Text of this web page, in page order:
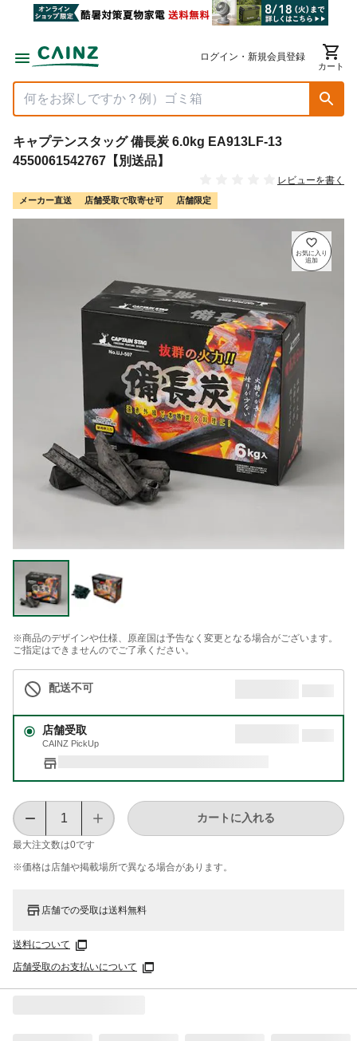
ログイン・新規会員登録
カート
キャプテンスタッグ 備長炭 6.0kg EA913LF-13
4550061542767【別送品】
レビューを書く
メーカー直送 店舗受取で取寄せ可 店舗限定
※商品のデザインや仕様、原産国は予告なく変更となる場合がございます。
ご指定はできませんのでご了承ください。
配送不可
店舗受取
CAINZ PickUp
最大注文数は0です
カートに入れる
※価格は​店舗や​掲載場所で​異なる​場合が​あります。
店舗での受取は送料無料
送料について
店舗受取のお支払いについて